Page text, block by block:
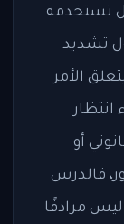
تستخدمه
تشديد
الأمر
أو
فالدرس
مرادفًا